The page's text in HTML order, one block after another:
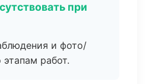
при
и фото/
работ.